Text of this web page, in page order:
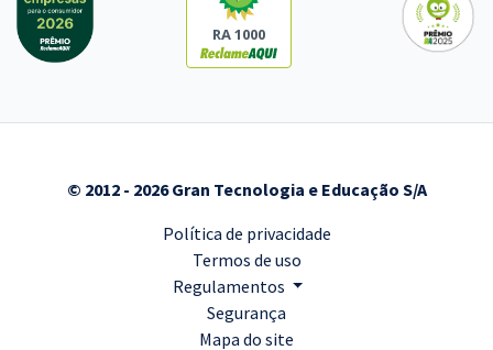
RA 1000
© 2012 - 2026 Gran Tecnologia e Educação S/A
Política de privacidade
Termos de uso
Regulamentos
Segurança
Mapa do site